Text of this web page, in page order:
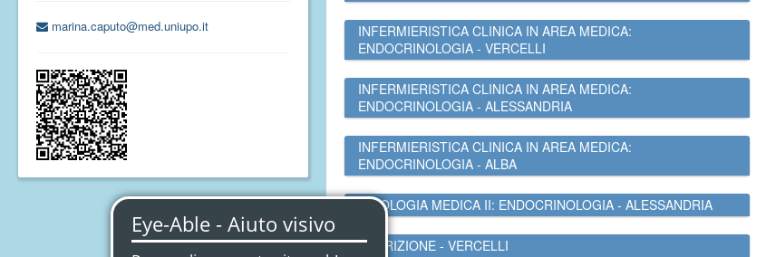
marina.caputo@med.uniupo.it
INFERMIERISTICA CLINICA IN AREA MEDICA:
ENDOCRINOLOGIA - VERCELLI
INFERMIERISTICA CLINICA IN AREA MEDICA:
ENDOCRINOLOGIA - ALESSANDRIA
INFERMIERISTICA CLINICA IN AREA MEDICA:
ENDOCRINOLOGIA - ALBA
PATOLOGIA MEDICA II: ENDOCRINOLOGIA - ALESSANDRIA
NUTRIZIONE - VERCELLI